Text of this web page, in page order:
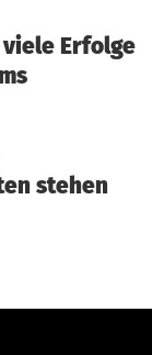
Erfolge
stehen